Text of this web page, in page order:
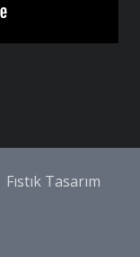
Fıstık Tasarım